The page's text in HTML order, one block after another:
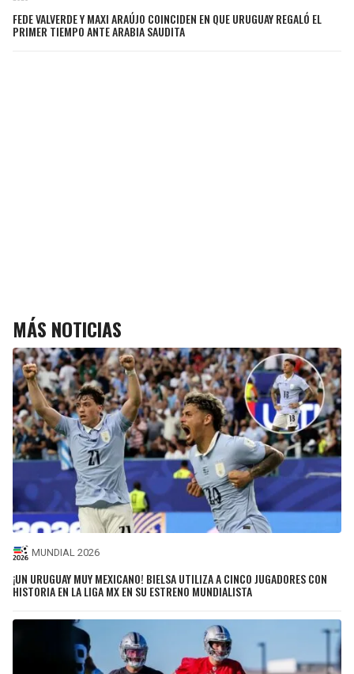
FEDE VALVERDE Y MAXI ARAÚJO COINCIDEN EN QUE URUGUAY REGALÓ EL
PRIMER TIEMPO ANTE ARABIA SAUDITA
MÁS NOTICIAS
MUNDIAL 2026
¡UN URUGUAY MUY MEXICANO! BIELSA UTILIZA A CINCO JUGADORES CON
HISTORIA EN LA LIGA MX EN SU ESTRENO MUNDIALISTA